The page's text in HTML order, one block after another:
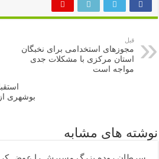
قبل
مجوزهای استخدامی برای نخبگان
استان مرکزی با مشکلات جدی
مواجه است
بوشهری
نوشته های مشابه